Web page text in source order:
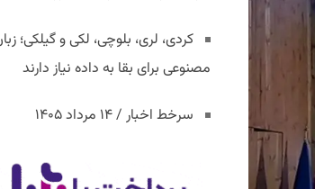
کردی، لری، بلوچی، لکی و
مصنوعی برای بقا به داده نیاز دارند
سرخط اخبار / ۱۴ مرداد ۱۴۰۵